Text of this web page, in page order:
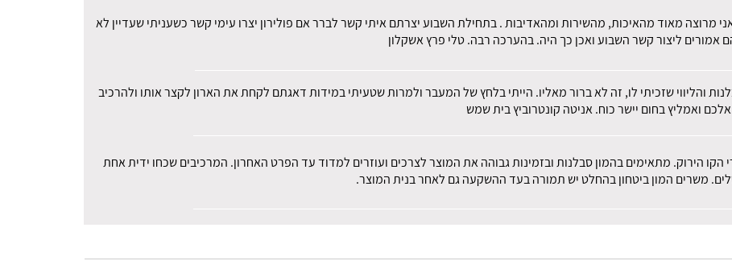
מרוצה מאוד מהאיכות, מהשירות ומהאדיבות . בתחילת השבוע יצרתם איתי קשר לברר אם פולירון יצרו עימי קשר כשעניתי שעדיין לא
אמורים ליצור קשר השבוע ואכן כך היה. בהערכה רבה. טלי פרץ אשקלון
והליווי שזכיתי לו, זה לא ברור מאליו. הייתי בלחץ של המעבר ולמרות שטעיתי במידות דאגתם לקחת את הארון לקצר אותו ולהרכיב
ואמליץ בחום יישר כוח. אניטה קונטרוביץ בית שמש
הקו הירוק. מתאימים בהמון סבלנות ובזמינות גבוהה את המוצר לצרכים ועוזרים למדוד עד הפרט האחרון. המרכיבים שכחו ידית אחת
משרים המון ביטחון בהחלט יש תמורה בעד ההשקעה גם לאחר בנית המוצר.